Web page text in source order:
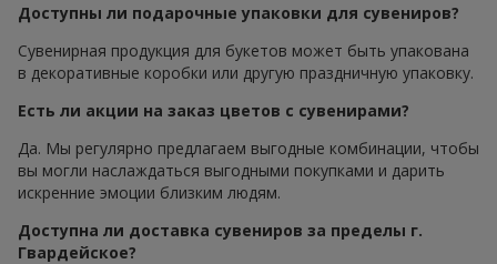
Доступны ли подарочные упаковки для сувениров?
Сувенирная продукция для букетов может быть упакована
в декоративные коробки или другую праздничную упаковку.
Есть ли акции на заказ цветов с сувенирами?
Да. Мы регулярно предлагаем выгодные комбинации, чтобы
вы могли наслаждаться выгодными покупками и дарить
искренние эмоции близким людям.
Доступна ли доставка сувениров за пределы г.
Гвардейское?